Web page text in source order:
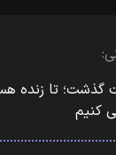
تا زنده
کنیم